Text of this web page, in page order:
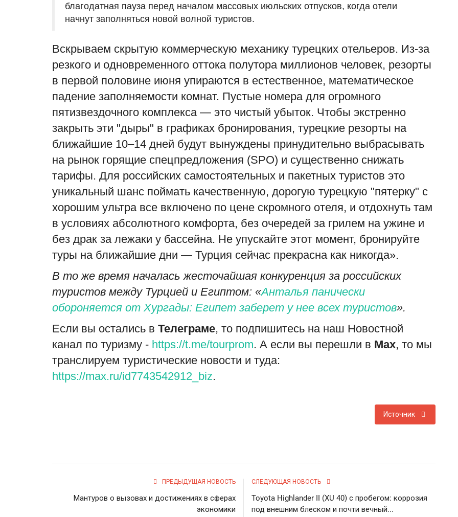
благодатная пауза перед началом массовых июльских отпусков, когда отели
начнут заполняться новой волной туристов.
Вскрываем скрытую коммерческую механику турецких отельеров. Из-за
резкого и одновременного оттока полутора миллионов человек, резорты
в первой половине июня упираются в естественное, математическое
падение заполняемости комнат. Пустые номера для огромного
пятизвездочного комплекса — это чистый убыток. Чтобы экстренно
закрыть эти "дыры" в графиках бронирования, турецкие резорты на
ближайшие 10–14 дней будут вынуждены принудительно выбрасывать
на рынок горящие спецпредложения (SPO) и существенно снижать
тарифы. Для российских самостоятельных и пакетных туристов это
уникальный шанс поймать качественную, дорогую турецкую "пятерку" с
хорошим ультра все включено по цене скромного отеля, и отдохнуть там
в условиях абсолютного комфорта, без очередей за грилем на ужине и
без драк за лежаки у бассейна. Не упускайте этот момент, бронируйте
туры на ближайшие дни — Турция сейчас прекрасна как никогда».
В то же время началась жесточайшая конкуренция за российских
туристов между Турцией и Египтом: «Анталья панически
обороняется от Хургады: Египет заберет у нее всех туристов».
Если вы остались в Телеграме, то подпишитесь на наш Новостной
канал по туризму - https://t.me/tourprom. А если вы перешли в Мах, то мы
транслируем туристические новости и туда:
https://max.ru/id7743542912_biz.
Источник
ПРЕДЫДУЩАЯ НОВОСТЬ
Мантуров о вызовах и достижениях в сферах
экономики
СЛЕДУЮЩАЯ НОВОСТЬ
Toyota Highlander II (XU 40) с пробегом: коррозия
под внешним блеском и почти вечный...